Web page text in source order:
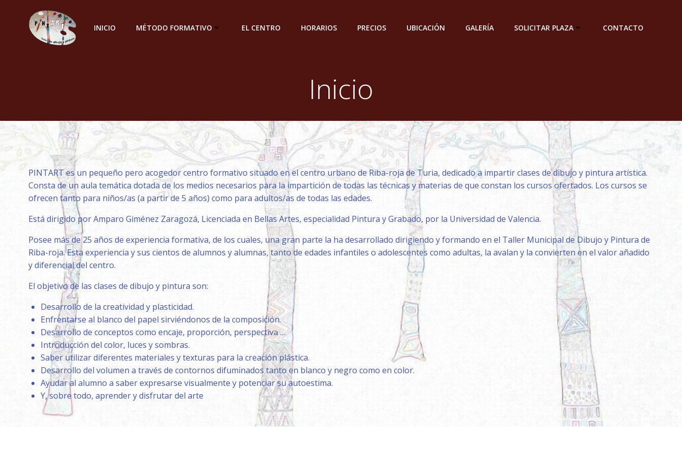
contenido
INICIO MÉTODO FORMATIVO EL CENTRO HORARIOS PRECIOS UBICACIÓN GALERÍA SOLICITAR PLAZA CONTACTO
Inicio
PINTART es un pequeño pero acogedor centro formativo situado en el centro urbano de Riba-roja de Turia, dedicado a impartir clases de dibujo y pintura artística.
Consta de un aula temática dotada de los medios necesarios para la impartición de todas las técnicas y materias de que constan los cursos ofertados. Los cursos se
ofrecen tanto para niños/as (a partir de 5 años) como para adultos/as de todas las edades.
Está dirigido por Amparo Giménez Zaragozá, Licenciada en Bellas Artes, especialidad Pintura y Grabado, por la Universidad de Valencia.
Posee más de 25 años de experiencia formativa, de los cuales, una gran parte la ha desarrollado dirigiendo y formando en el Taller Municipal de Dibujo y Pintura de
Riba-roja. Esta experiencia y sus cientos de alumnos y alumnas, tanto de edades infantiles o adolescentes como adultas, la avalan y la convierten en el valor añadido
y diferencial del centro.
El objetivo de las clases de dibujo y pintura son:
Desarrollo de la creatividad y plasticidad.
Enfrentarse al blanco del papel sirviéndonos de la composición.
Desarrollo de conceptos como encaje, proporción, perspectiva …
Introducción del color, luces y sombras.
Saber utilizar diferentes materiales y texturas para la creación plástica.
Desarrollo del volumen a través de contornos difuminados tanto en blanco y negro como en color.
Ayudar al alumno a saber expresarse visualmente y potenciar su autoestima.
Y, sobre todo, aprender y disfrutar del arte